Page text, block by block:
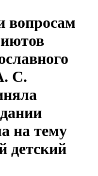
вопросам
С.
на тему
детский